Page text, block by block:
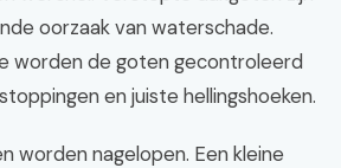
oorzaak van waterschade.
worden de goten gecontroleerd
en juiste hellingshoeken.
worden nagelopen. Een kleine